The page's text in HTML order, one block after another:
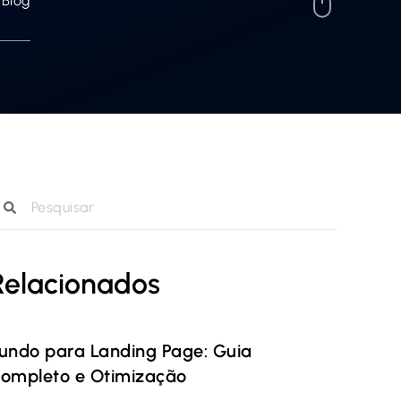
para Landing Page: Guia
e Otimização